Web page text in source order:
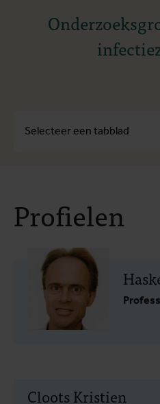
Selecteer een tabblad
Profielen
Profielen
Cloots Kristien